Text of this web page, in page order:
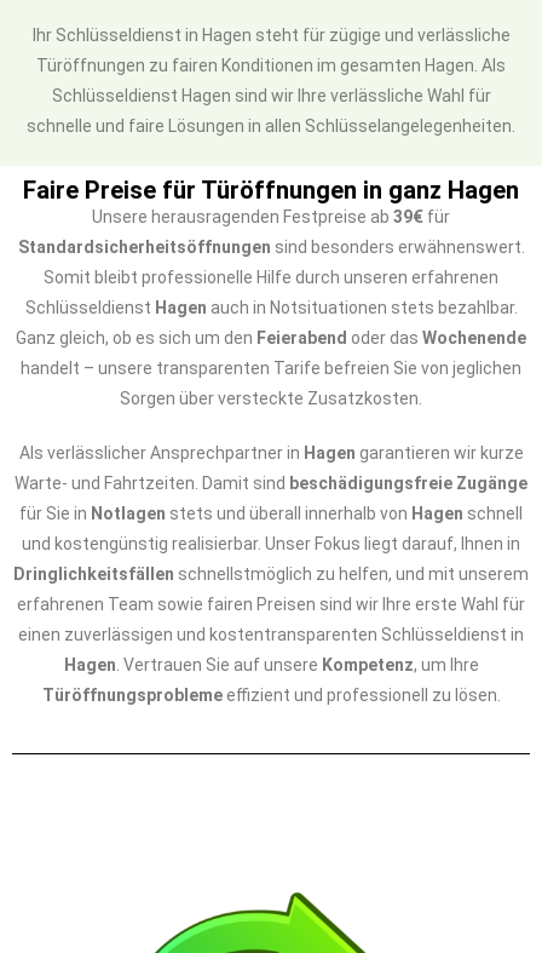
Ihr Schlüsseldienst in Hagen steht für zügige und verlässliche
Türöffnungen zu fairen Konditionen im gesamten Hagen. Als
Schlüsseldienst Hagen sind wir Ihre verlässliche Wahl für
schnelle und faire Lösungen in allen Schlüsselangelegenheiten.
Faire Preise für Türöffnungen in ganz Hagen
Unsere herausragenden Festpreise ab 39€ für
Standardsicherheitsöffnungen sind besonders erwähnenswert.
Somit bleibt professionelle Hilfe durch unseren erfahrenen
Schlüsseldienst Hagen auch in Notsituationen stets bezahlbar.
Ganz gleich, ob es sich um den Feierabend oder das Wochenende
handelt – unsere transparenten Tarife befreien Sie von jeglichen
Sorgen über versteckte Zusatzkosten.
Als verlässlicher Ansprechpartner in Hagen garantieren wir kurze
Warte- und Fahrtzeiten. Damit sind beschädigungsfreie Zugänge
für Sie in Notlagen stets und überall innerhalb von Hagen schnell
und kostengünstig realisierbar. Unser Fokus liegt darauf, Ihnen in
Dringlichkeitsfällen schnellstmöglich zu helfen, und mit unserem
erfahrenen Team sowie fairen Preisen sind wir Ihre erste Wahl für
einen zuverlässigen und kostentransparenten Schlüsseldienst in
Hagen . Vertrauen Sie auf unsere Kompetenz, um Ihre
Türöffnungsproblemeeffizient und professionell zu lösen.